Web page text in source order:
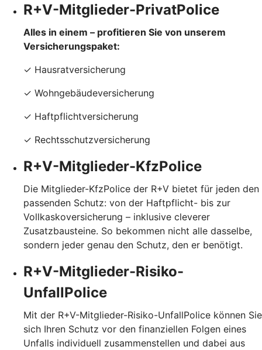
R+V-Mitglieder-PrivatPolice
Alles in einem – profitieren Sie von unserem
Versicherungspaket:
✓ Hausratversicherung
✓ Wohngebäudeversicherung
✓ Haftpflichtversicherung
✓ Rechtsschutzversicherung
R+V-Mitglieder-KfzPolice
Die Mitglieder-KfzPolice der R+V bietet für jeden den
passenden Schutz: von der Haftpflicht- bis zur
Vollkaskoversicherung – inklusive cleverer
Zusatzbausteine. So bekommen nicht alle dasselbe,
sondern jeder genau den Schutz, den er benötigt.
R+V-Mitglieder-Risiko-
UnfallPolice
Mit der R+V-Mitglieder-Risiko-UnfallPolice können Sie
sich Ihren Schutz vor den finanziellen Folgen eines
Unfalls individuell zusammenstellen und dabei aus